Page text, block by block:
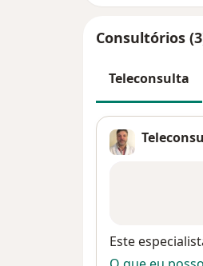
Consultórios
Teleconsulta
Este